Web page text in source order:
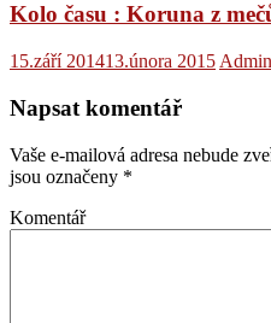
Kolo času : Koruna z
15.září 201413.února 2015 Admin
Napsat komentář
Vaše e-mailová adresa nebude
jsou označeny *
Komentář